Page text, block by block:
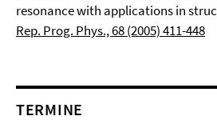
resonance with applications in
Rep. Prog. Phys., 68 (2005) 411-448
TERMINE